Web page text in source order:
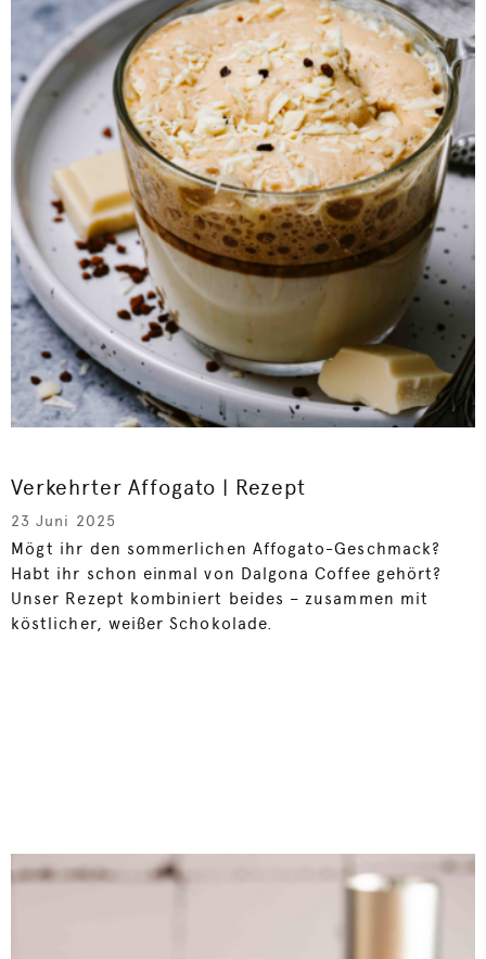
Verkehrter Affogato | Rezept
23 Juni 2025
Mögt ihr den sommerlichen Affogato-Geschmack?
Habt ihr schon einmal von Dalgona Coffee gehört?
Unser Rezept kombiniert beides – zusammen mit
köstlicher, weißer Schokolade.